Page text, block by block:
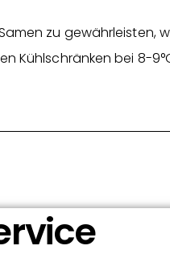
zu gewährleisten,
Kühlschränken bei 8-